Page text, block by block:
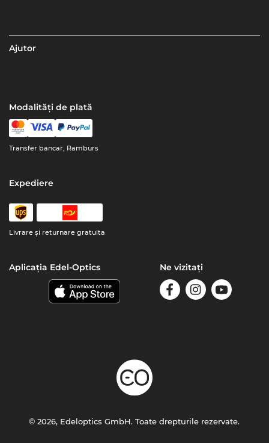
Ajutor
Modalități de plată
Transfer bancar, Ramburs
Expediere
Livrare şi returnare gratuita
Aplicația Edel-Optics Ne vizitați
© 2026, Edeloptics GmbH. Toate drepturile rezervate.